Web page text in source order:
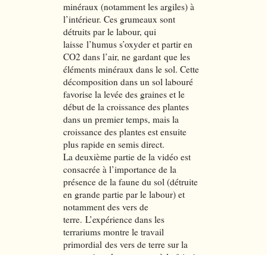
minéraux (notamment les argiles) à
l’intérieur. Ces grumeaux sont
détruits par le labour, qui
laisse l’humus s’oxyder et partir en
CO2 dans l’air, ne gardant que les
éléments minéraux dans le sol. Cette
décomposition dans un sol labouré
favorise la levée des graines et le
début de la croissance des plantes
dans un premier temps, mais la
croissance des plantes est ensuite
plus rapide en semis direct.
La deuxième partie de la vidéo est
consacrée à l’importance de la
présence de la faune du sol (détruite
en grande partie par le labour) et
notamment des vers de
terre. L’expérience dans les
terrariums montre le travail
primordial des vers de terre sur la